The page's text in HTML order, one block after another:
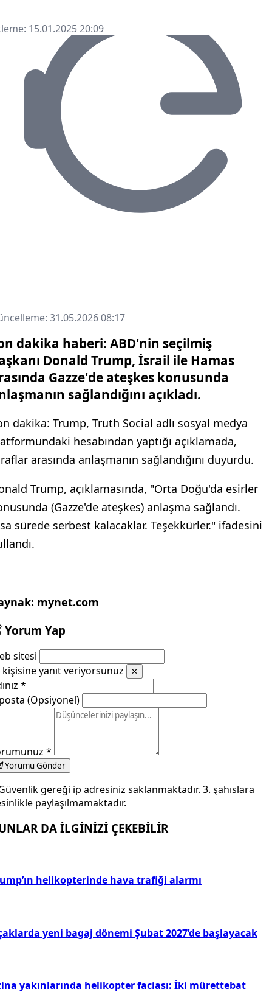
15.01.2025 20:09
31.05.2026 08:17
dakika haberi: ABD'nin seçilmiş
Donald Trump, İsrail ile Hamas
Gazze'de ateşkes konusunda
sağlandığını açıkladı.
dakika: Trump, Truth Social adlı sosyal medya
hesabından yaptığı açıklamada,
arasında anlaşmanın sağlandığını duyurdu.
Trump, açıklamasında, "Orta Doğu'da esirler
(Gazze'de ateşkes) anlaşma sağlandı.
sürede serbest kalacaklar. Teşekkürler." ifadesini
mynet.com
Yorum Yap
sitesi
kişisine yanıt veriyorsunuz
✕
*
(Opsiyonel)
*
Yorumu Gönder
gereği ip adresiniz saklanmaktadır. 3. şahıslara
paylaşılmamaktadır.
DA İLGİNİZİ ÇEKEBİLİR
helikopterinde hava trafiği alarmı
yeni bagaj dönemi Şubat 2027’de başlayacak
yakınlarında helikopter faciası: İki mürettebat